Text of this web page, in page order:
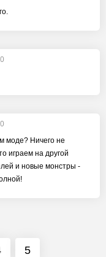
моде? Ничего не
играем на другой
и новые монстры -
5